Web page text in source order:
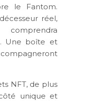
le Fantom.
réel,
Une boîte et
NFT, de plus
unique et